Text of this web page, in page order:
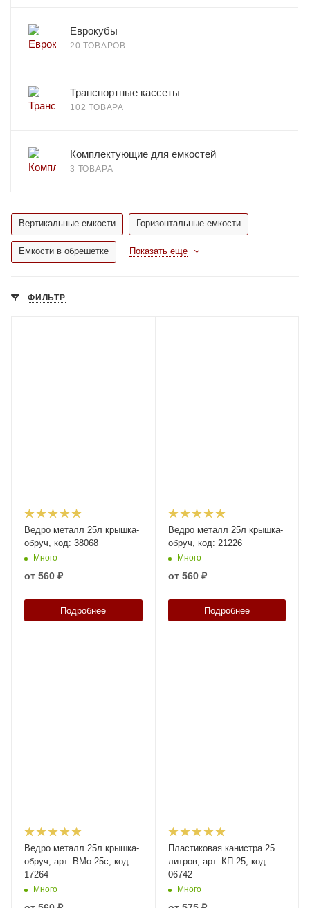
Еврокубы
20 ТОВАРОВ
Транспортные кассеты
102 ТОВАРА
Комплектующие для емкостей
3 ТОВАРА
Вертикальные емкости Горизонтальные емкости
Емкости в обрешетке Показать еще
ФИЛЬТР
Ведро металл 25л крышка-
обруч, код: 38068
Много
от 560 ₽
Подробнее
Ведро металл 25л крышка-
обруч, код: 21226
Много
от 560 ₽
Подробнее
Ведро металл 25л крышка-
обруч, арт. ВМо 25с, код:
17264
Много
Пластиковая канистра 25
литров, арт. КП 25, код:
06742
Много